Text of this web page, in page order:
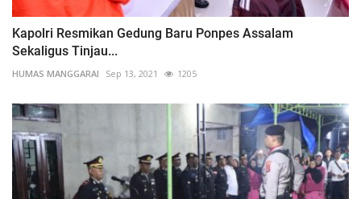
Kapolri Resmikan Gedung Baru Ponpes Assalam
Sekaligus Tinjau...
HUMAS MANGGARAI Sep 13, 2021 1205